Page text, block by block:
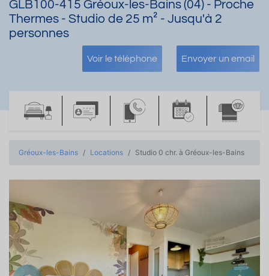
GLB100-415 Gréoux-les-Bains (04) - Proche
Thermes - Studio de 25 m² - Jusqu'à 2
personnes
Voir le téléphone Envoyer un email
Gréoux-les-Bains Locations Studio 0 chr. à Gréoux-les-Bains